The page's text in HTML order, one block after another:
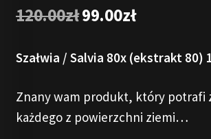
5.00 na 5 na
podstawie
klientów
120.00zł Pierwotna
wynosiła:
99.00złAktualna
wynosi:
Szałwia / Salvia 80x (ekstrakt 80)
Znany wam produkt, który potrafi
każdego z powierzchni ziemi…